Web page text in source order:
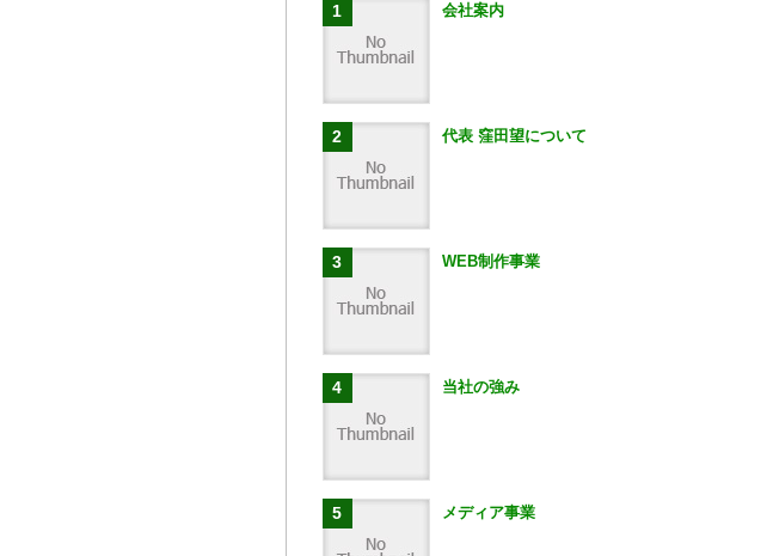
会社案内
代表 窪田望について
WEB制作事業
当社の強み
メディア事業